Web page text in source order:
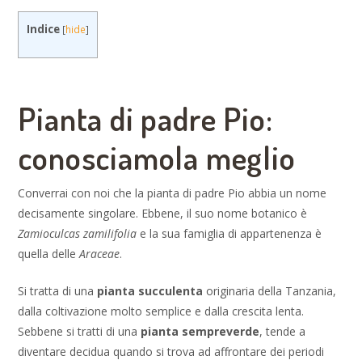
Indice [hide]
Pianta di padre Pio:
conosciamola meglio
Converrai con noi che la pianta di padre Pio abbia un nome
decisamente singolare. Ebbene, il suo nome botanico è
Zamioculcas zamilifolia e la sua famiglia di appartenenza è
quella delleAraceae.
Si tratta di una pianta succulenta originaria della Tanzania,
dalla coltivazione molto semplice e dalla crescita lenta.
Sebbene si tratti di una pianta sempreverde, tende a
diventare decidua quando si trova ad affrontare dei periodi